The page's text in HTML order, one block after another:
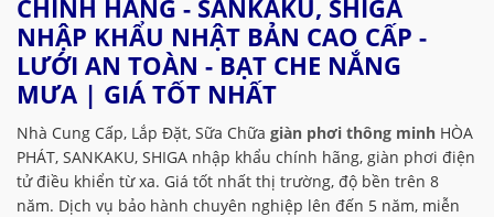
CHÍNH HÃNG - SANKAKU, SHIGA
NHẬP KHẨU NHẬT BẢN CAO CẤP -
LƯỚI AN TOÀN - BẠT CHE NẮNG
MƯA | GIÁ TỐT NHẤT
Nhà Cung Cấp, Lắp Đặt, Sữa Chữa giàn phơi thông minh HÒA
PHÁT, SANKAKU, SHIGA nhập khẩu chính hãng, giàn phơi điện
tử điều khiển từ xa. Giá tốt nhất thị trường, độ bền trên 8
năm. Dịch vụ bảo hành chuyên nghiệp lên đến 5 năm, miễn